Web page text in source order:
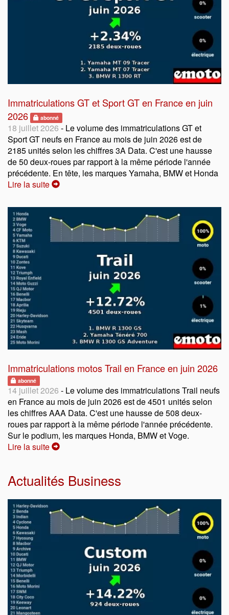
Immatriculations GT et Sport GT en France en juin
2026
abonné
18 juillet 2026 - Le volume des immatriculations GT et
Sport GT neufs en France au mois de juin 2026 est de
2185 unités selon les chiffres 3A Data. C'est une hausse
de 50 deux-roues par rapport à la même période l'année
précédente. En tête, les marques Yamaha, BMW et Honda
Lire la suite
Immatriculations motos Trail en France en juin 2026
abonné
14 juillet 2026 - Le volume des immatriculations Trail neufs
en France au mois de juin 2026 est de 4501 unités selon
les chiffres AAA Data. C'est une hausse de 508 deux-
roues par rapport à la même période l'année précédente.
Sur le podium, les marques Honda, BMW et Voge.
Lire la suite
Actualités Business